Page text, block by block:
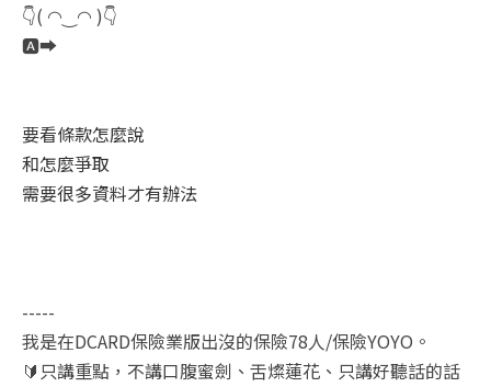
👇( ◠‿◠ )👇
🅰️➡️
要看條款怎麼說
和怎麼爭取
需要很多資料才有辦法
-----
我是在DCARD保險業版出沒的保險78人/保險YOYO。
🔰只講重點，不講口腹蜜劍、舌燦蓮花、只講好聽話的話